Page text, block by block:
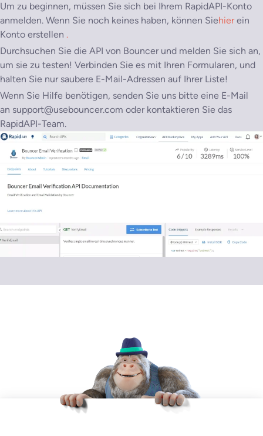
Um zu beginnen, müssen Sie sich bei Ihrem RapidAPI-Konto
anmelden. Wenn Sie noch keines haben, können Siehierein
Konto erstellen .
Durchsuchen Sie die API von Bouncer und melden Sie sich an,
um sie zu testen! Verbinden Sie es mit Ihren Formularen, und
halten Sie nur saubere E-Mail-Adressen auf Ihrer Liste!
Wenn Sie Hilfe benötigen, senden Sie uns bitte eine E-Mail
an support@usebouncer.com oder kontaktieren Sie das
RapidAPI-Team.